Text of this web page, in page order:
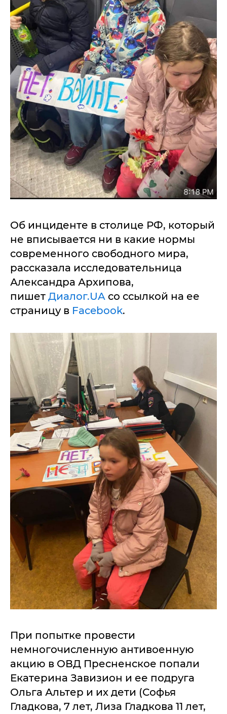
Об инциденте в столице РФ, который
не вписывается ни в какие нормы
современного свободного мира,
рассказала исследовательница
Александра Архипова,
пишет Диалог.UA со ссылкой на ее
страницу в Facebook.
При попытке провести
немногочисленную антивоенную
акцию в ОВД Пресненское попали
Екатерина Завизион и ее подруга
Ольга Альтер и их дети (Софья
Гладкова, 7 лет, Лиза Гладкова 11 лет,